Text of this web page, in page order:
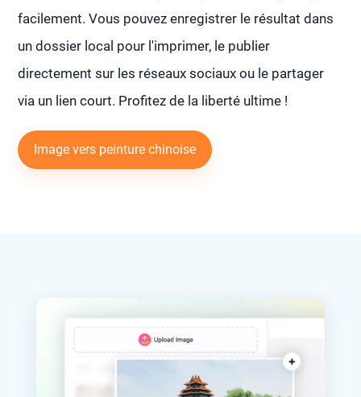
facilement. Vous pouvez enregistrer le résultat dans
un dossier local pour l'imprimer, le publier
directement sur les réseaux sociaux ou le partager
via un lien court. Profitez de la liberté ultime !
Image vers peinture chinoise